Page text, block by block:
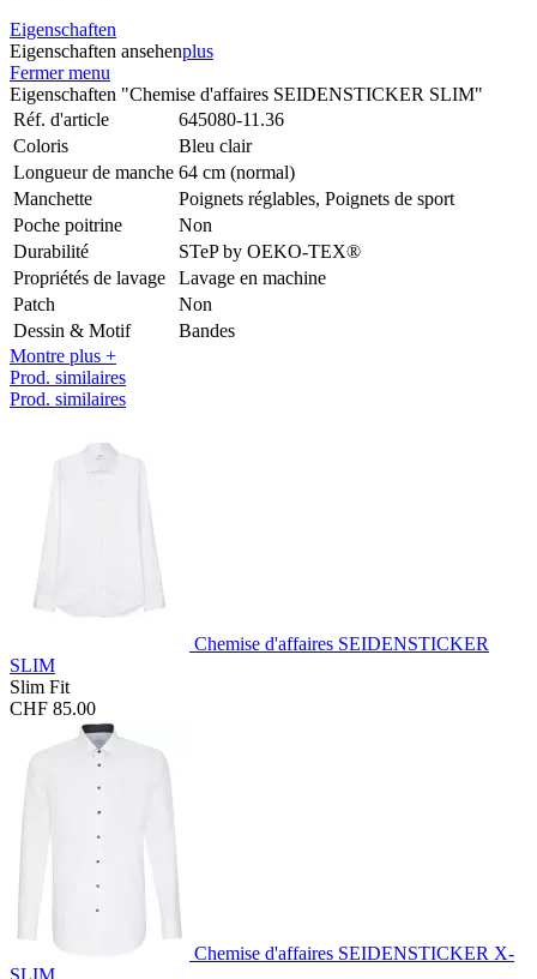
Eigenschaften
Eigenschaften ansehenplus
Fermer menu
Eigenschaften "Chemise d'affaires SEIDENSTICKER SLIM"
Réf. d'article
645080-11.36
Coloris
Bleu clair
Longueur de manche 64 cm (normal)
Manchette
Poignets réglables, Poignets de sport
Poche poitrine
Non
Durabilité
STeP by OEKO-TEX®
Propriétés de lavage
Lavage en machine
Patch
Non
Dessin & Motif
Bandes
Montre plus +
Prod. similaires
Prod. similaires
Chemise d'affaires SEIDENSTICKER
SLIM
Slim Fit
CHF 85.00
Chemise d'affaires SEIDENSTICKER X-
SLIM